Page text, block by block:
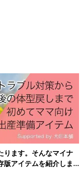
のデジタル温湿度計
らなかったので購入
なく、時間、日付、
ります。そんなマイナ
版アイテムを紹介しま